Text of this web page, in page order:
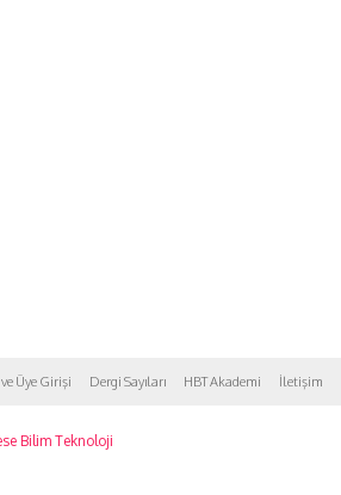
Üye Girişi Dergi Sayıları HBT Akademi İletişim